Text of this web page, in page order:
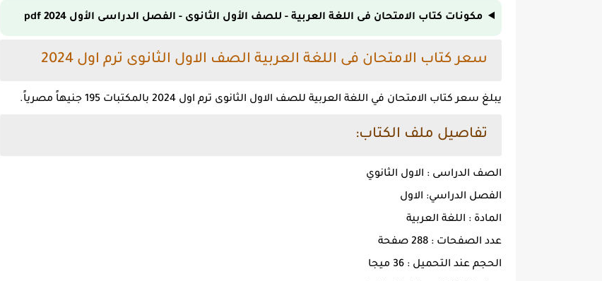
مكونات كتاب الامتحان فى اللغة العربية - للصف الأول الثانوى - الفصل الدراسى الأول 2024 pdf
سعر كتاب الامتحان فى اللغة العربية الصف الاول الثانوى ترم اول 2024
يبلغ سعر كتاب الامتحان في اللغة العربية للصف الاول الثانوى ترم اول 2024 بالمكتبات 195 جنيهاً مصرياً.
تفاصيل ملف الكتاب:
الصف الدراسى : الاول الثانوي
الفصل الدراسي: الاول
المادة : اللغة العربية
عدد الصفحات : 288 صفحة
الحجم عند التحميل : 36 ميجا